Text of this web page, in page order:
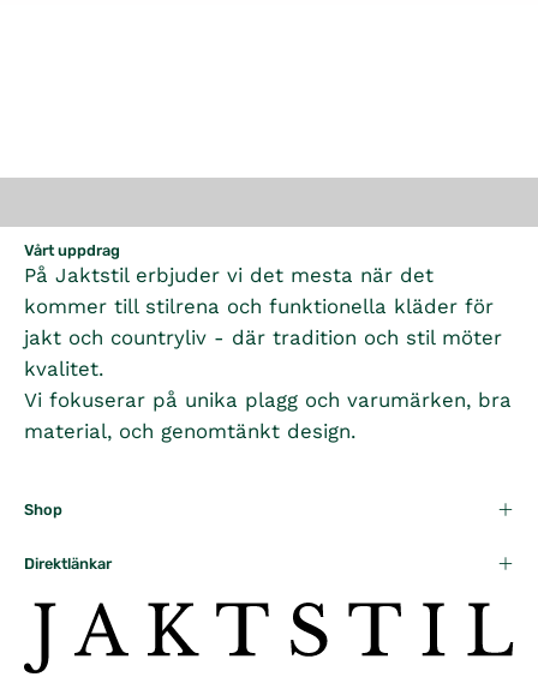
Vårt uppdrag
På Jaktstil erbjuder vi det mesta när det
kommer till stilrena och funktionella kläder för
jakt och countryliv - där tradition och stil möter
kvalitet.
Vi fokuserar på unika plagg och varumärken, bra
material, och genomtänkt design.
Shop
Direktlänkar